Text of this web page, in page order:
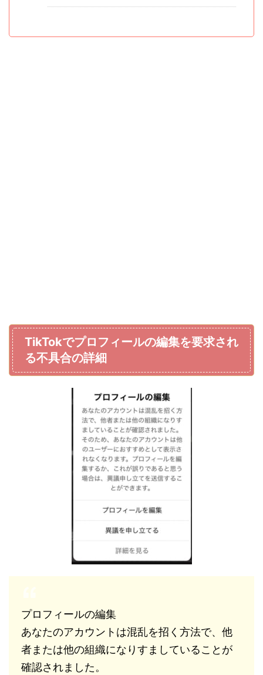
TikTokでプロフィールの編集を要求され
る不具合の詳細
プロフィールの編集
あなたのアカウントは混乱を招く方法で、他
者または他の組織になりすましていることが
確認されました。